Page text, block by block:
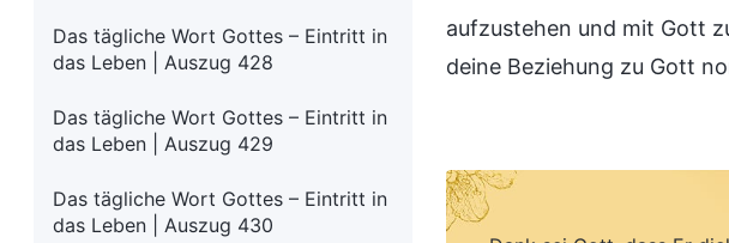
Das tägliche Wort Gottes – Eintritt in
das Leben | Auszug 428
Das tägliche Wort Gottes – Eintritt in
das Leben | Auszug 429
Das tägliche Wort Gottes – Eintritt in
das Leben | Auszug 430
aufzustehen und mit Gott
deine Beziehung zu Gott